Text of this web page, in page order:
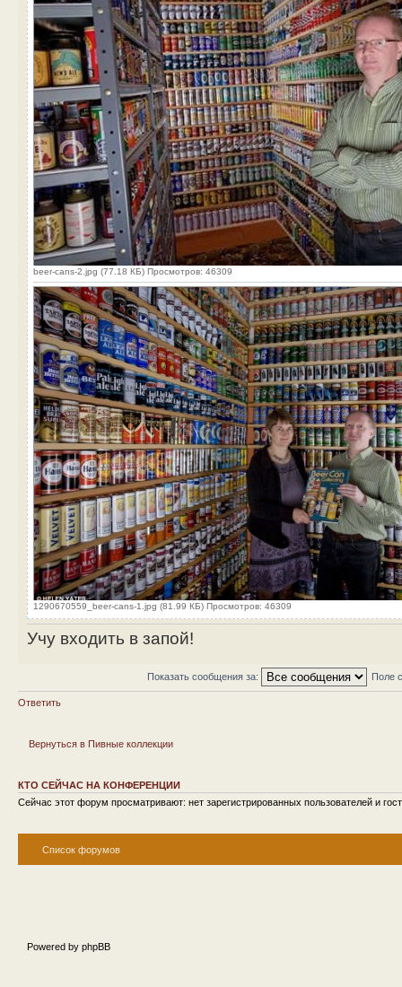
beer-cans-2.jpg (77.18 КБ) Просмотров: 46309
1290670559_beer-cans-1.jpg (81.99 КБ) Просмотров: 46309
Учу входить в запой!
Показать сообщения за: Поле
Ответить
Вернуться в Пивные коллекции
КТО СЕЙЧАС НА КОНФЕРЕНЦИИ
Сейчас этот форум просматривают: нет зарегистрированных пользователей и
Список форумов
Powered by phpBB